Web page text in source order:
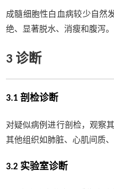
成髓细胞性白血病较少自然
绝、显著脱水、消瘦和腹泻
3 诊断
3.1 剖检诊断
对疑似病例进行剖检，观察
其他组织如肺脏、心肌间质
3.2 实验室诊断